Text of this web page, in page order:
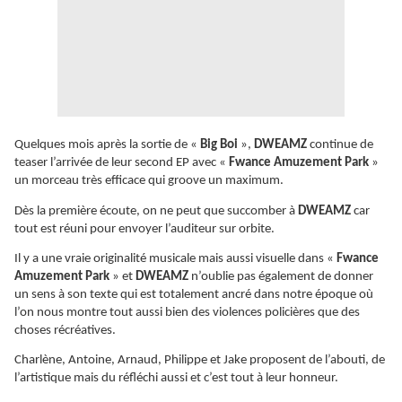
Quelques mois après la sortie de « Big Boi », DWEAMZ continue de
teaser l’arrivée de leur second EP avec « Fwance Amuzement Park »
un morceau très efficace qui groove un maximum.
Dès la première écoute, on ne peut que succomber à DWEAMZ car
tout est réuni pour envoyer l’auditeur sur orbite.
Il y a une vraie originalité musicale mais aussi visuelle dans « Fwance
Amuzement Park » et DWEAMZ n’oublie pas également de donner
un sens à son texte qui est totalement ancré dans notre époque où
l’on nous montre tout aussi bien des violences policières que des
choses récréatives.
Charlène, Antoine, Arnaud, Philippe et Jake proposent de l’abouti, de
l’artistique mais du réfléchi aussi et c’est tout à leur honneur.